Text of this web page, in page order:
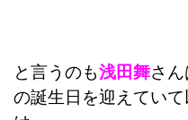
と言うのも浅田舞さ
の誕生日を迎えてい